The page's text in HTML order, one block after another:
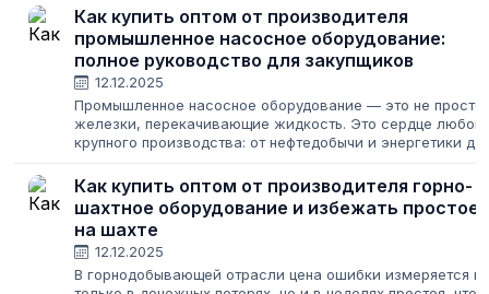
инструмент. Для предпринимателя...
Как купить оптом от производителя
промышленное насосное оборудование:
полное руководство для закупщиков
12.12.2025
Промышленное насосное оборудование — это не просто
железки, перекачивающие жидкость. Это сердце любого
крупного производства: от нефтедобычи и энергетики до
грозят не только финансовыми...
Как купить оптом от производителя горно-
шахтное оборудование и избежать простоев
на шахте
12.12.2025
В горнодобывающей отрасли цена ошибки измеряется не